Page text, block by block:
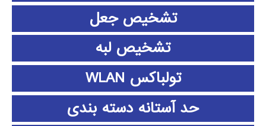
تشخیص جعل
تشخیص لبه
تولباکس WLAN
حد آستانه دسته بندی